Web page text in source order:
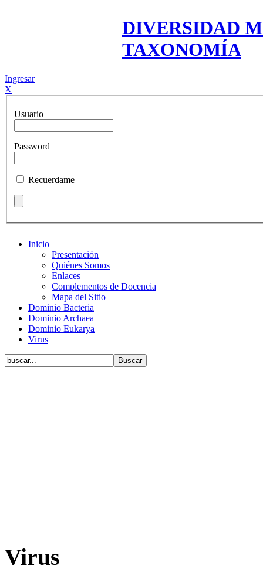
DIVERSIDAD
TAXONOMÍA
Ingresar
X
Usuario
Password
Recuerdame
Inicio
Presentación
Quiénes Somos
Enlaces
Complementos de Docencia
Mapa del Sitio
Dominio Bacteria
Dominio Archaea
Dominio Eukarya
Virus
Virus